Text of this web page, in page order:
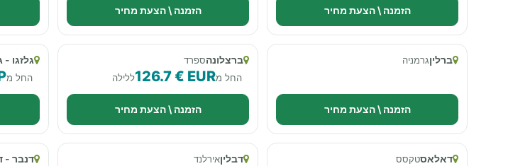
הזמנה \ הצעת מחיר הזמנה \ הצעת מחיר
ברליןגרמניה
הזמנה \ הצעת מחיר
ברצלונהספרד
החל מ126.7 € EURללילה
הזמנה \ הצעת מחיר
גלזגו -
החל מ
דאלאסטקסס דבליןאירלנד
דנבר -